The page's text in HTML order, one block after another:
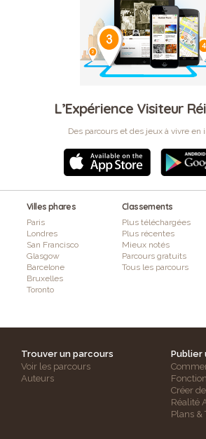
L’Expérience Visiteur
Des parcours et des jeux à vivre en
Villes phares
Paris
Londres
San Francisco
Glasgow
Barcelone
Bruxelles
Toronto
Classements
Plus téléchargées
Plus récentes
Mieux notés
Parcours gratuits
Tous les parcours
Trouver un parcours
Voir les parcours
Auteurs
Publier
Créer
Réalité
Plans &